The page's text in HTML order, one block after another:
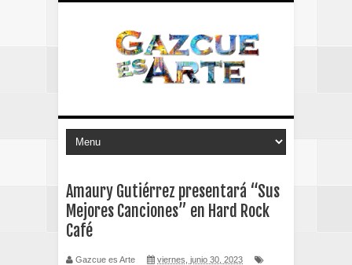
Amaury Gutiérrez presentará “Sus
Mejores Canciones” en Hard Rock
Café
Gazcue es Arte
viernes, junio 30, 2023